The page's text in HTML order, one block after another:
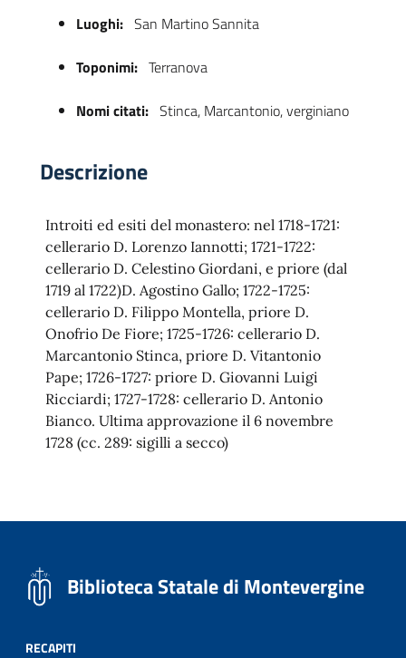
Luoghi: San Martino Sannita
Toponimi: Terranova
Nomi citati: Stinca, Marcantonio, verginiano
Descrizione
Introiti ed esiti del monastero: nel 1718-1721:
cellerario D. Lorenzo Iannotti; 1721-1722:
cellerario D. Celestino Giordani, e priore (dal
1719 al 1722)D. Agostino Gallo; 1722-1725:
cellerario D. Filippo Montella, priore D.
Onofrio De Fiore; 1725-1726: cellerario D.
Marcantonio Stinca, priore D. Vitantonio
Pape; 1726-1727: priore D. Giovanni Luigi
Ricciardi; 1727-1728: cellerario D. Antonio
Bianco. Ultima approvazione il 6 novembre
1728 (cc. 289: sigilli a secco)
Biblioteca Statale di Montevergine
RECAPITI